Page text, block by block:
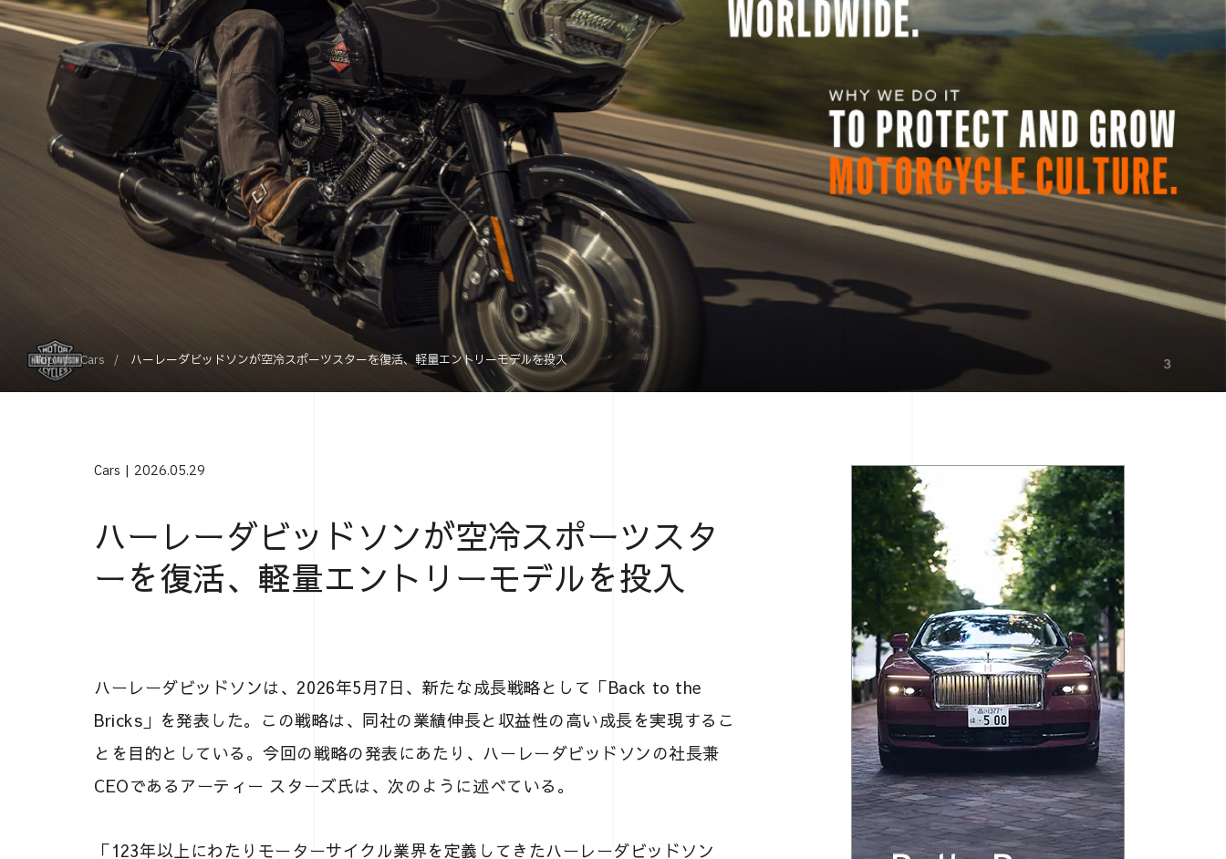
Top Cars ハーレーダビッドソンが空冷スポーツスターを復活、軽量エントリーモデルを投入
Cars 2026.05.29
ハーレーダビッドソンが空冷スポーツスタ
ーを復活、軽量エントリーモデルを投入
ハーレーダビッドソンは、2026年5月7日、新たな成長戦略として「Back to the
Bricks」を発表した。この戦略は、同社の業績伸長と収益性の高い成長を実現するこ
とを目的としている。今回の戦略の発表にあたり、ハーレーダビッドソンの社長兼
CEOであるアーティー スターズ氏は、次のように述べている。
「123年以上にわたりモーターサイクル業界を定義してきたハーレーダビッドソン